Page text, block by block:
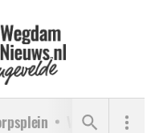
Verenigingen